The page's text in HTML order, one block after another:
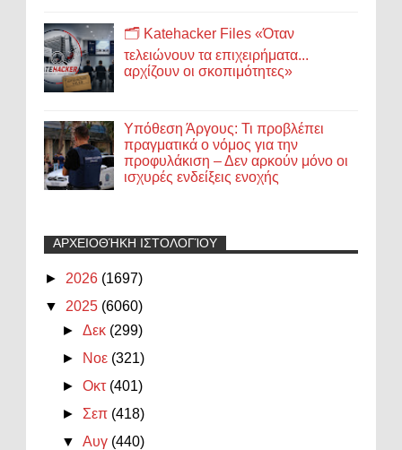
🗂️ Katehacker Files «Όταν
τελειώνουν τα επιχειρήματα...
αρχίζουν οι σκοπιμότητες»
Υπόθεση Άργους: Τι προβλέπει
πραγματικά ο νόμος για την
προφυλάκιση – Δεν αρκούν μόνο οι
ισχυρές ενδείξεις ενοχής
ΑΡΧΕΙΟΘΉΚΗ ΙΣΤΟΛΟΓΊΟΥ
► 2026 (1697)
▼ 2025 (6060)
►Δεκ (299)
►
Νοε (321)
►Οκτ (401)
► Σεπ (418)
▼Αυγ (440)